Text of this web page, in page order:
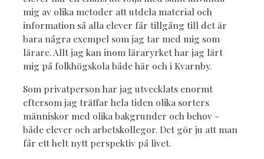
mig av olika metoder att utdela material och
information så alla elever får tillgång till det är
bara några exempel som jag tar med mig som
lärare. Allt jag kan inom läraryrket har jag lärt
mig på folkhögskola både här och i Kvarnby.
Som privatperson har jag utvecklats enormt
eftersom jag träffar hela tiden olika sorters
människor med olika bakgrunder och behov -
både elever och arbetskollegor. Det gör ju att man
får ett helt nytt perspektiv på livet.